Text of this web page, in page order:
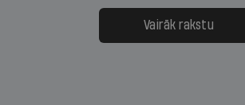
Vairāk rakstu